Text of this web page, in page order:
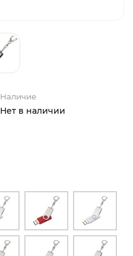
Наличие
Нет в наличии